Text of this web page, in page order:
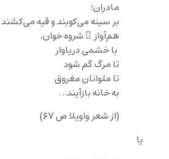
مادران؛
بر سینه می‌کوبند و قیه می‌کشند
هم‌آواز َ شروه خوان،
با خشمی دریاوار
تا مرگ گم شود
تا ملوانان مغروق
به خانه بازآیند…
(از شعر واویلا ص ۶۷)
یا